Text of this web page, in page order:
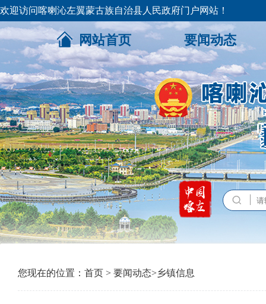
欢迎访问喀喇沁左翼蒙古族自治县人民政府门户网站！
网站首页 要闻动态
您现在的位置： 首页 > 要闻动态>乡镇信息